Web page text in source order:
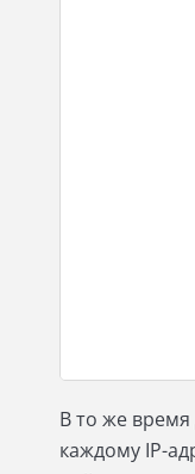
В то же время
каждому IP-